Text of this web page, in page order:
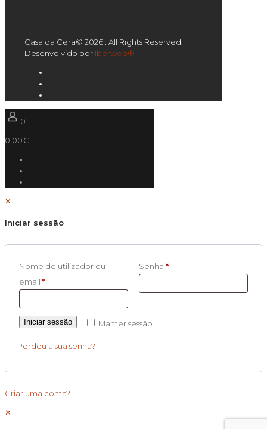
Casa da Cera© 2026 . All Rights Reserved.
Desenvolvido por Iberweb®
0
0.00€
✕
Iniciar sessão
Nome de utilizador ou
email *
Senha *
Manter sessão
Iniciar sessão
Perdeu a sua senha?
Criar uma conta?
✕